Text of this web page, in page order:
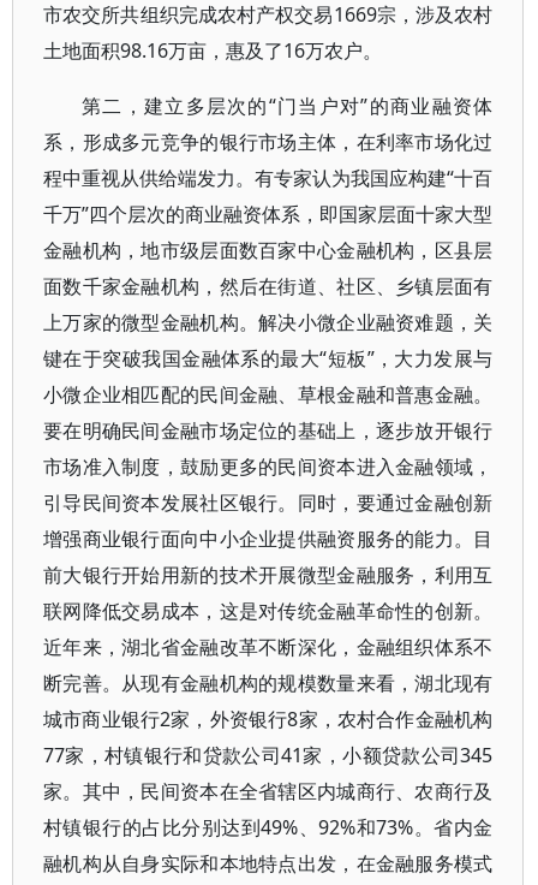
市农交所共组织完成农村产权交易1669宗，涉及农村
土地面积98.16万亩，惠及了16万农户。
第二，建立多层次的“门当户对”的商业融资体
系，形成多元竞争的银行市场主体，在利率市场化过
程中重视从供给端发力。有专家认为我国应构建“十百
千万”四个层次的商业融资体系，即国家层面十家大型
金融机构，地市级层面数百家中心金融机构，区县层
面数千家金融机构，然后在街道、社区、乡镇层面有
上万家的微型金融机构。解决小微企业融资难题，关
键在于突破我国金融体系的最大“短板”，大力发展与
小微企业相匹配的民间金融、草根金融和普惠金融。
要在明确民间金融市场定位的基础上，逐步放开银行
市场准入制度，鼓励更多的民间资本进入金融领域，
引导民间资本发展社区银行。同时，要通过金融创新
增强商业银行面向中小企业提供融资服务的能力。目
前大银行开始用新的技术开展微型金融服务，利用互
联网降低交易成本，这是对传统金融革命性的创新。
近年来，湖北省金融改革不断深化，金融组织体系不
断完善。从现有金融机构的规模数量来看，湖北现有
城市商业银行2家，外资银行8家，农村合作金融机构
77家，村镇银行和贷款公司41家，小额贷款公司345
家。其中，民间资本在全省辖区内城商行、农商行及
村镇银行的占比分别达到49%、92%和73%。省内金
融机构从自身实际和本地特点出发，在金融服务模式